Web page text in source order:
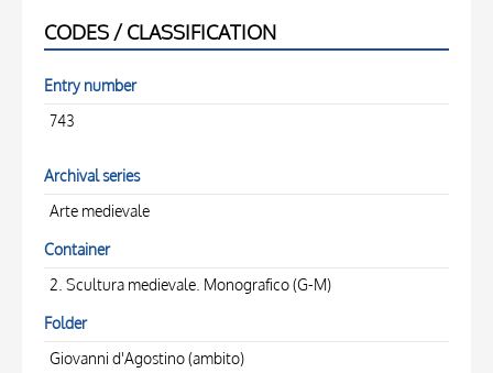
CODES / CLASSIFICATION
Entry number
743
Archival series
Arte medievale
Container
2. Scultura medievale. Monografico (G-M)
Folder
Giovanni d'Agostino (ambito)